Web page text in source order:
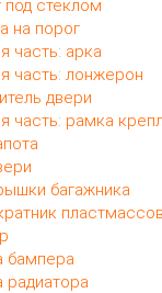
под стеклом
на порог
часть: арка
часть: лонжерон
двери
часть: рамка
багажника
бампера
радиатора